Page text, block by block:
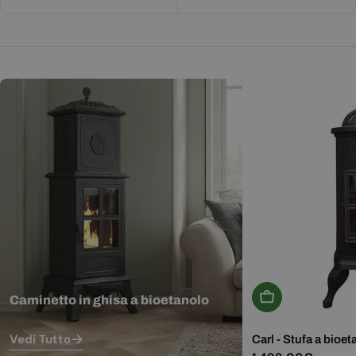
Caminetto in ghisa a bioetanolo
Vedi Tutto
Aggiungi Al
Carl - Stufa a